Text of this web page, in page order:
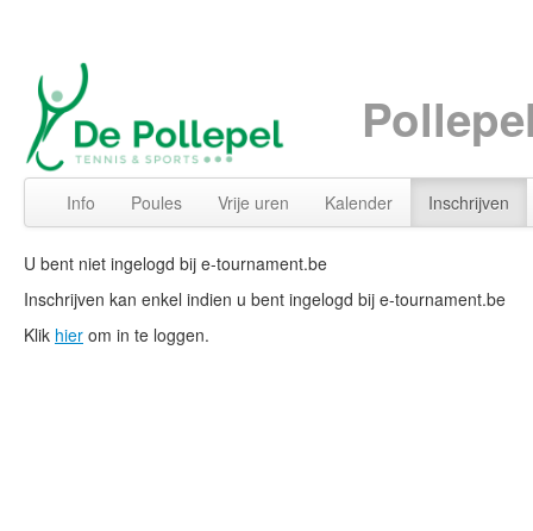
Info Poules Vrije uren Kalender Inschrijven
U bent niet ingelogd bij e-tournament.be
Inschrijven kan enkel indien u bent ingelogd bij e-tournament.be
Klik hier om in te loggen.